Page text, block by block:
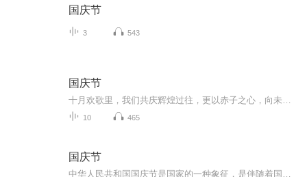
国庆节
3 543
国庆节
10 465
国庆节